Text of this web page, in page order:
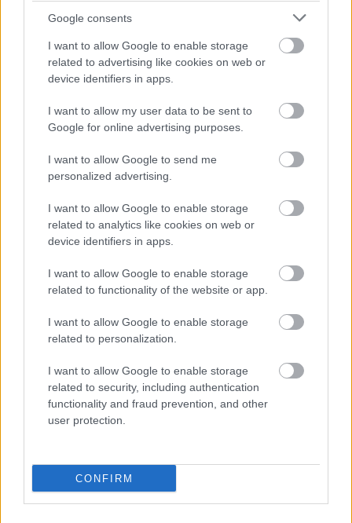
Google consents
I want to allow Google to enable storage
related to advertising like cookies on web or
device identifiers in apps.
I want to allow my user data to be sent to
Google for online advertising purposes.
I want to allow Google to send me
personalized advertising.
I want to allow Google to enable storage
related to analytics like cookies on web or
device identifiers in apps.
I want to allow Google to enable storage
related to functionality of the website or app.
I want to allow Google to enable storage
related to personalization.
I want to allow Google to enable storage
related to security, including authentication
functionality and fraud prevention, and other
user protection.
CONFIRM
A 23. forduló szombati programja
14.00: Dunaújváros-PASE–MTK Budapest (tv: Duna)
16.00: Budapest Honvéd–Diósgyőri VTK (tv: Sport
18.30: Paksi FC–PMFC-Matias
18.30: Lombard Pápa Termál FC–PAFC
18.30: Győri ETO–Nyíregyháza Spartacus (tv: Sport